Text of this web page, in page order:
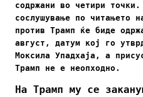
содржани во четири точки.
сослушување по читањето
против Трамп ќе биде
август, датум кој го
Моксила Упадхаја, а
Трамп не е неопходно.
На Трамп му се